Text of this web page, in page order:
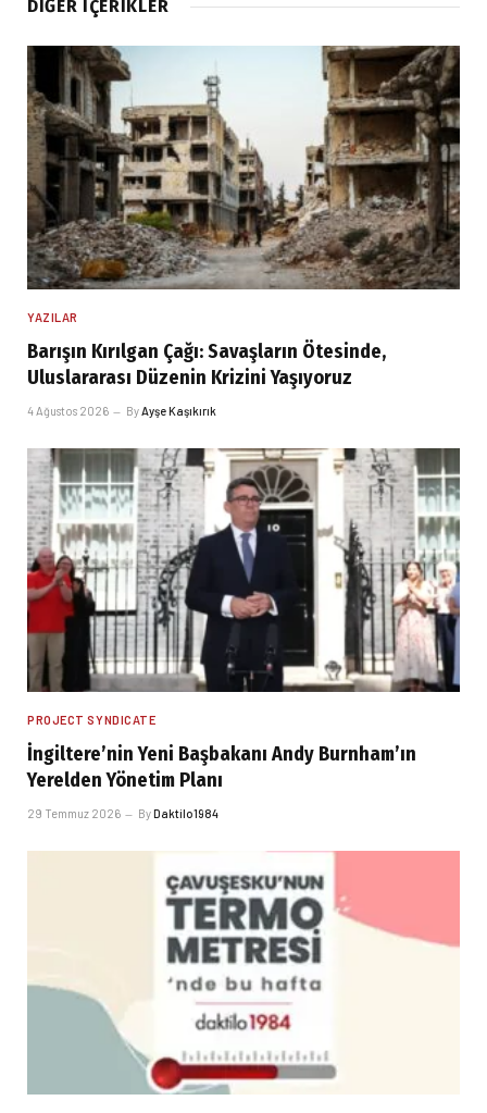
DIĞER İÇERIKLER
YAZILAR
Barışın Kırılgan Çağı: Savaşların Ötesinde,
Uluslararası Düzenin Krizini Yaşıyoruz
4 Ağustos 2026 ByAyşe Kaşıkırık
PROJECT SYNDICATE
İngiltere’nin Yeni Başbakanı Andy Burnham’ın
Yerelden Yönetim Planı
29 Temmuz 2026 ByDaktilo1984